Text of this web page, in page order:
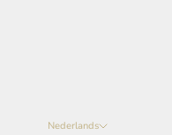
Nederlands